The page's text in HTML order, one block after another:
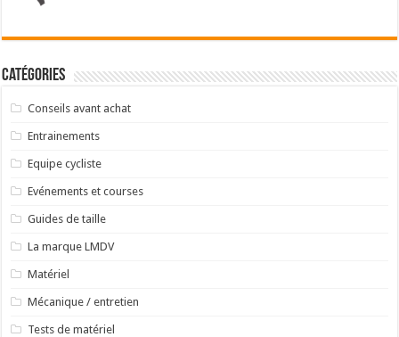
Catégories
Conseils avant achat
Entrainements
Equipe cycliste
Evénements et courses
Guides de taille
La marque LMDV
Matériel
Mécanique / entretien
Tests de matériel